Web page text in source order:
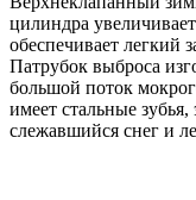
цилиндра
обеспечивает легкий
Патрубок выброса
большой поток
имеет стальные
слежавшийся снег и